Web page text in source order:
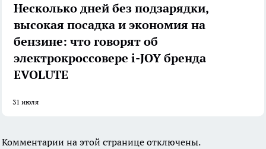
Несколько дней без подзарядки,
высокая посадка и экономия на
бензине: что говорят об
электрокроссовере i-JOY бренда
EVOLUTE
31 июля
Комментарии на этой странице отключены.